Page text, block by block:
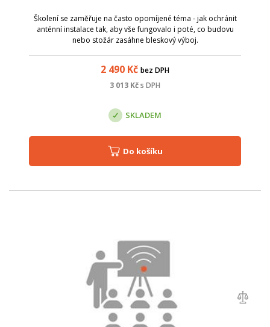
Školení se zaměřuje na často opomíjené téma - jak ochránit
anténní instalace tak, aby vše fungovalo i poté, co budovu
nebo stožár zasáhne bleskový výboj.
2 490 Kč bez DPH
3 013 Kčs DPH
SKLADEM
Do košíku